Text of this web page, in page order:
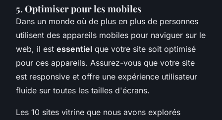
5. Optimiser pour les mobiles
Dans un monde où de plus en plus de personnes
utilisent des appareils mobiles pour naviguer sur le
web, il est essentiel que votre site soit optimisé
pour ces appareils. Assurez-vous que votre site
est responsive et offre une expérience utilisateur
fluide sur toutes les tailles d'écrans.
Les 10 sites vitrine que nous avons explorés